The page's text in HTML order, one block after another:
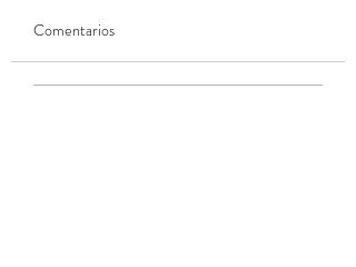
Comentarios